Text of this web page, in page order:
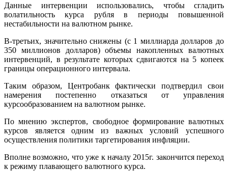
Данные интервенции использовались, чтобы сгладить
волатильность курса рубля в периоды повышенной
нестабильности на валютном рынке.
В-третьих, значительно снижены (с 1 миллиарда долларов до
350 миллионов долларов) объемы накопленных валютных
интервенций, в результате которых сдвигаются на 5 копеек
границы операционного интервала.
Таким образом, Центробанк фактически подтвердил свои
намерения постепенно отказаться от управления
курсообразованием на валютном рынке.
По мнению экспертов, свободное формирование валютных
курсов является одним из важных условий успешного
осуществления политики таргетирования инфляции.
Вполне возможно, что уже к началу 2015г. закончится переход
к режиму плавающего валютного курса.